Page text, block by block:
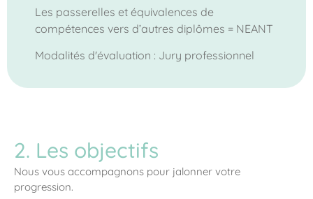
Les passerelles et équivalences de
compétences vers d’autres diplômes = NEANT
Modalités d'évaluation : Jury professionnel
2. Les objectifs
Nous vous accompagnons pour jalonner votre
progression.